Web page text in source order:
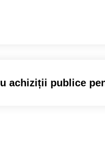
achiziții publice